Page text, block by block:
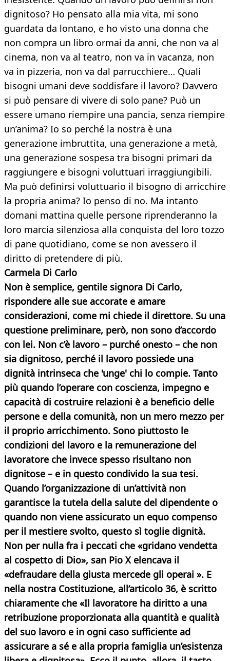
dignitoso? Ho pensato alla mia vita, mi sono
guardata da lontano, e ho visto una donna che
non compra un libro ormai da anni, che non va al
cinema, non va al teatro, non va in vacanza, non
va in pizzeria, non va dal parrucchiere… Quali
bisogni umani deve soddisfare il lavoro? Davvero
si può pensare di vivere di solo pane? Può un
essere umano riempire una pancia, senza riempire
un’anima? Io so perché la nostra è una
generazione imbruttita, una generazione a metà,
una generazione sospesa tra bisogni primari da
raggiungere e bisogni voluttuari irraggiungibili.
Ma può definirsi voluttuario il bisogno di arricchire
la propria anima? Io penso di no. Ma intanto
domani mattina quelle persone riprenderanno la
loro marcia silenziosa alla conquista del loro tozzo
di pane quotidiano, come se non avessero il
diritto di pretendere di più.
Carmela Di Carlo
Non è semplice, gentile signora Di Carlo,
rispondere alle sue accorate e amare
considerazioni, come mi chiede il direttore. Su una
questione preliminare, però, non sono d’accordo
con lei. Non c’è lavoro – purché onesto – che non
sia dignitoso, perché il lavoro possiede una
dignità intrinseca che 'unge' chi lo compie. Tanto
più quando l’operare con coscienza, impegno e
capacità di costruire relazioni è a beneficio delle
persone e della comunità, non un mero mezzo per
il proprio arricchimento. Sono piuttosto le
condizioni del lavoro e la remunerazione del
lavoratore che invece spesso risultano non
dignitose – e in questo condivido la sua tesi.
Quando l’organizzazione di un’attività non
garantisce la tutela della salute del dipendente o
quando non viene assicurato un equo compenso
per il mestiere svolto, questo sì toglie dignità.
Non per nulla fra i peccati che «gridano vendetta
al cospetto di Dio», san Pio X elencava il
«defraudare della giusta mercede gli operai ». E
nella nostra Costituzione, all’articolo 36, è scritto
chiaramente che «Il lavoratore ha diritto a una
retribuzione proporzionata alla quantità e qualità
del suo lavoro e in ogni caso sufficiente ad
assicurare a sé e alla propria famiglia un’esistenza